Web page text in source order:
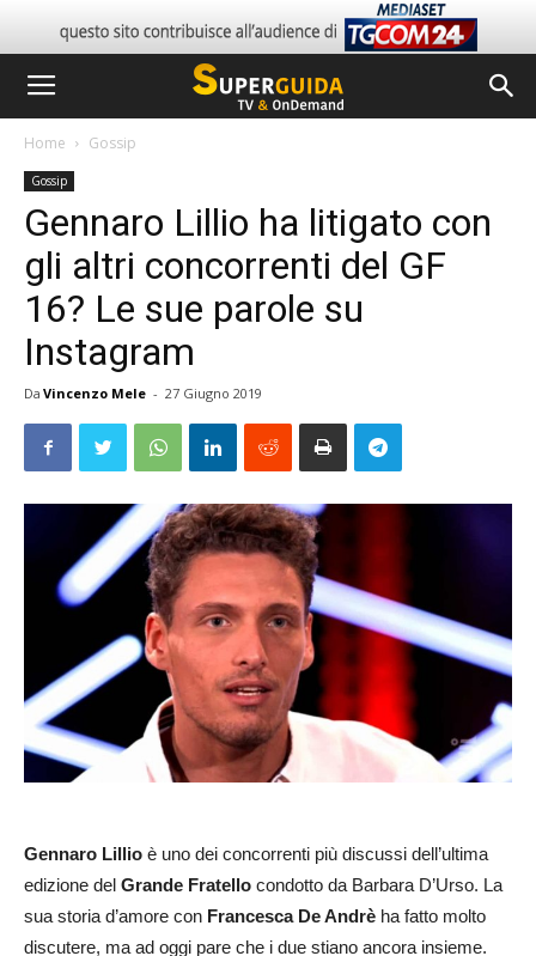
Home Gossip
Gossip
Gennaro Lillio ha litigato con
gli altri concorrenti del GF
16? Le sue parole su
Instagram
Da Vincenzo Mele - 27 Giugno 2019
Gennaro Lillio è uno dei concorrenti più discussi dell’ultima
edizione del Grande Fratello condotto da Barbara D’Urso. La
sua storia d’amore con Francesca De Andrè ha fatto molto
discutere, ma ad oggi pare che i due stiano ancora insieme.